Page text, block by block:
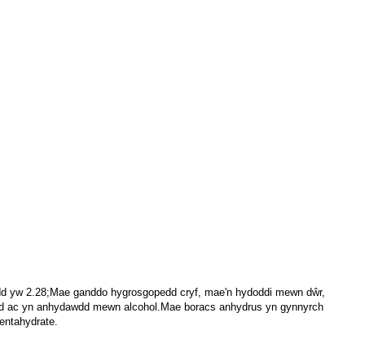
2.28;Mae ganddo hygrosgopedd cryf, mae'n hydoddi mewn dŵr,
yn anhydawdd mewn alcohol.Mae boracs anhydrus yn gynnyrch